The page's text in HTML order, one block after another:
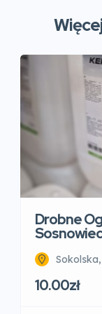
Drobne
10.00zł